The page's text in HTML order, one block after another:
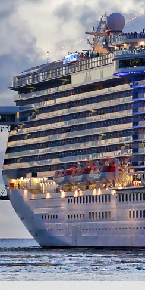
ANGEBOT >